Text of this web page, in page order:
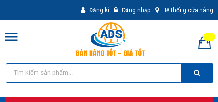
Đăng kí Đăng nhập Hệ thống cửa hàng